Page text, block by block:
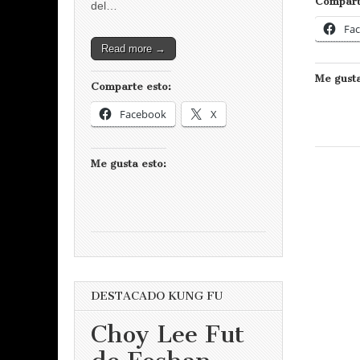
Me
del…
Read more →
Comparte esto:
Facebook X
Me gusta esto:
DESTACADO KUNG FU
Choy Lee Fut